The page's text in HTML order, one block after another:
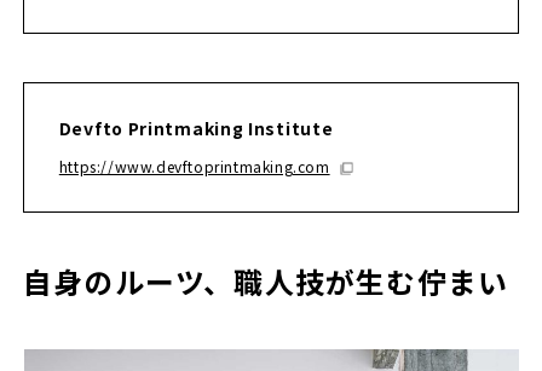
Devfto Printmaking Institute
https://www.devftoprintmaking.com
自身のルーツ、職人技が生む佇まい